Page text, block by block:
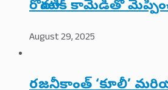
రొమాంటిక్ కామెడీతో
August 29, 2025
రజనీకాంత్ ‘కూలీ’